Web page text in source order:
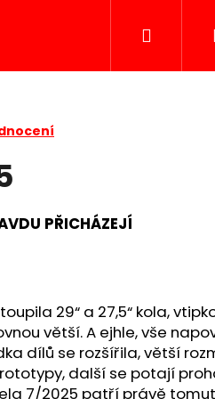
Hledat
PŘICHÁZEJÍ
29“ a 27,5“ kola,
větší. A ejhle, vše
dílů se rozšířila, větší
další se potají
7/2025 patří právě